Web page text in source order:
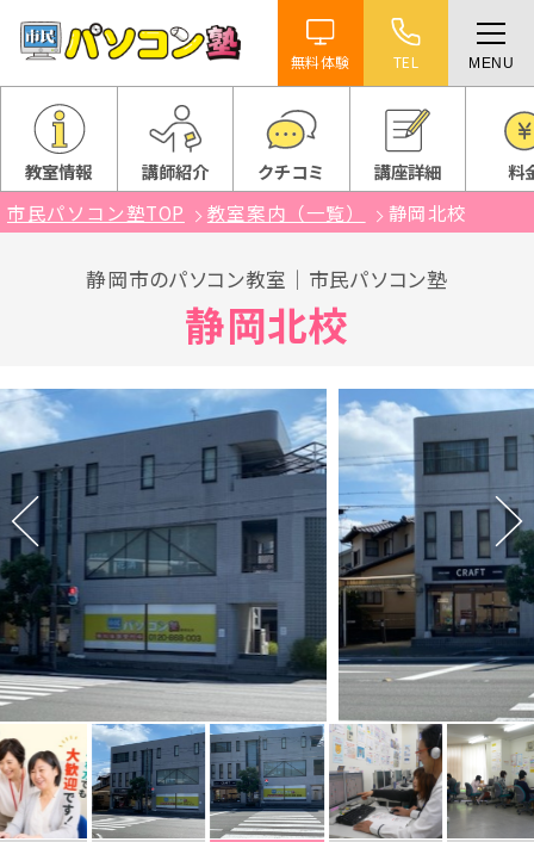
無料体験 TEL MENU
ホーム
特徴
講座紹介
よくある質問
無料体験に申し込む
0120-868-003
受付時間／9:00〜18:00 土日祝休み
教室情報 講師紹介 クチコミ 講座詳細 料
市民パソコン塾TOP 教室案内（一覧） 静岡北校
静岡市のパソコン教室｜市民パソコン塾
静岡北校